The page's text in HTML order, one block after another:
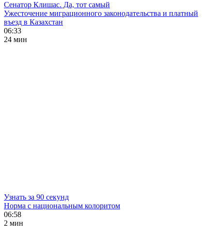
Сенатор Клишас. Да, тот самый
Ужесточение миграционного законодательства и платный
въезд в Казахстан
06:33
24 мин
Узнать за 90 секунд
Норма с национальным колоритом
06:58
2 мин